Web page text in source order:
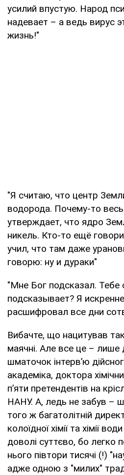
усилий впустую. Народ
надевает – а ведь вирус
жизнь!"
"Я считаю, что центр
водорода. Почему-то
утверждает, что ядро
никель. Кто-то ещё
учил, что там даже
говорю: ну и дураки"
"Мне Бог подсказал. Тебе
подсказывает? Я
расшифровал все дни
Вибачте, що нацитував
маячні. Але все це – лише
шматочок інтерв’ю
академіка, доктора
п’яти претендентів на
НАНУ. А, ледь не забув –
того ж багатолітній
колоїдної хімії та хімії
доволі суттєво, бо легко
нього півтори тисячі (!)
адже одною з "милих"